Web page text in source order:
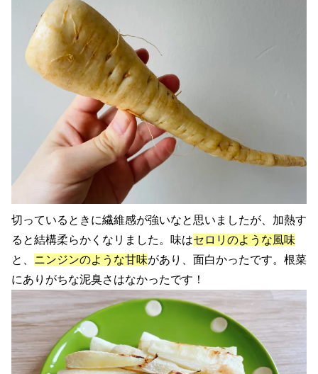
切っているときに繊維感が強いなと思いましたが、加熱す
ると結構柔らかくなリました。味はセロリのような風味
と、 ニンジンのような甘味があり、面白かったです。根菜
にありがちな泥臭さはなかったです！